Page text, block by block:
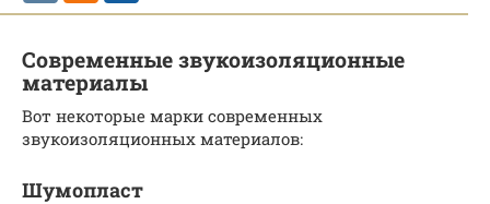
Современные звукоизоляционные
материалы
Вот некоторые марки современных
звукоизоляционных материалов:
Шумопласт